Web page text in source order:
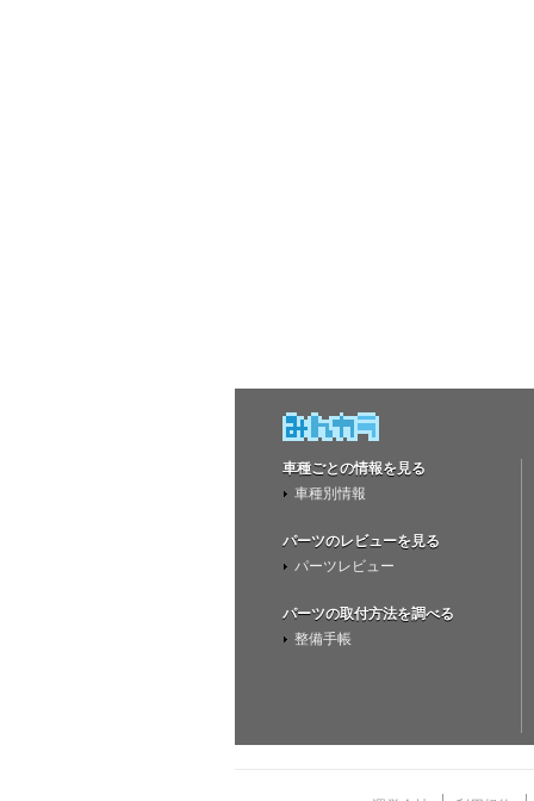
車種ごとの情報を見る
車種別情報
パーツのレビューを見る
パーツレビュー
パーツの取付方法を調べる
整備手帳